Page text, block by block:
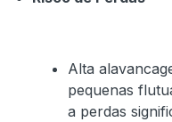
Alta
pequenas
a perdas